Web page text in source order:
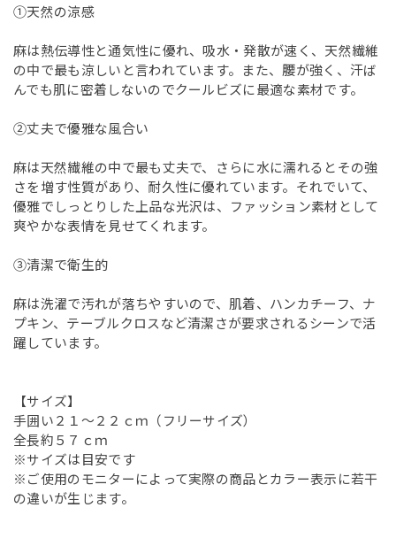
①天然の涼感
麻は熱伝導性と通気性に優れ、吸水・発散が速く、天然繊維
の中で最も涼しいと言われています。また、腰が強く、汗ば
んでも肌に密着しないのでクールビズに最適な素材です。
②丈夫で優雅な風合い
麻は天然繊維の中で最も丈夫で、さらに水に濡れるとその強
さを増す性質があり、耐久性に優れています。それでいて、
優雅でしっとりした上品な光沢は、ファッション素材として
爽やかな表情を見せてくれます。
③清潔で衛生的
麻は洗濯で汚れが落ちやすいので、肌着、ハンカチーフ、ナ
プキン、テーブルクロスなど清潔さが要求されるシーンで活
躍しています。
【サイズ】
手囲い２１〜２２ｃｍ（フリーサイズ）
全長約５７ｃｍ
※サイズは目安です
※ご使用のモニターによって実際の商品とカラー表示に若干
の違いが生じます。